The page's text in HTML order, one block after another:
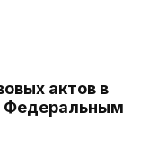
актов в
Федеральным